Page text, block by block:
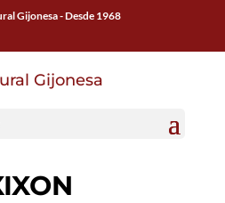
Gijonesa - Desde 1968